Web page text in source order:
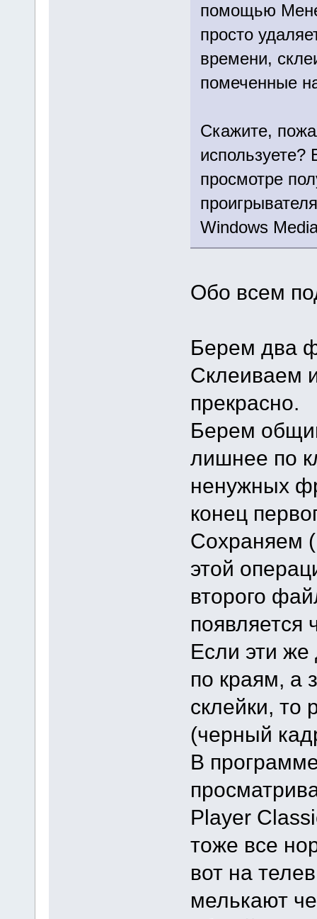
помощью
просто
времени,
помеченные
Скажите,
просмотре
Windows
Обо всем
Берем два
Склеиваем
прекрасно.
Берем
лишнее по
ненужных
конец
Сохраняем
этой
второго
появляется
Если эти
по краям, а
склейки, то
(черный
В
Player
тоже все
вот на
мелькают